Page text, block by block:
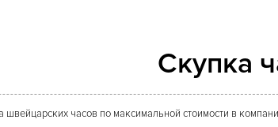
Скупка
часов по максимальной стоимости в